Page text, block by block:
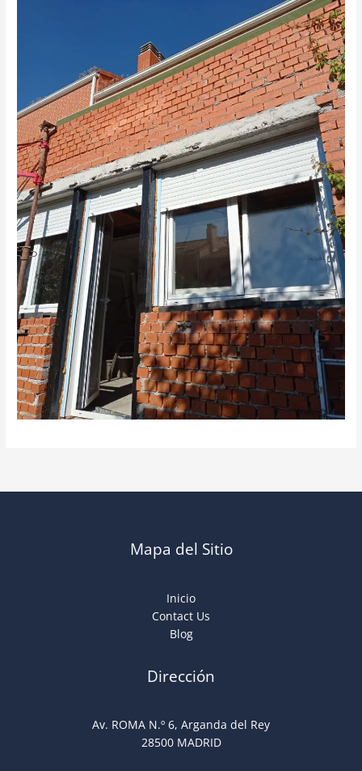
Mapa del Sitio
Inicio
Contact Us
Blog
Dirección
Av. ROMA N.º 6, Arganda del Rey
28500 MADRID